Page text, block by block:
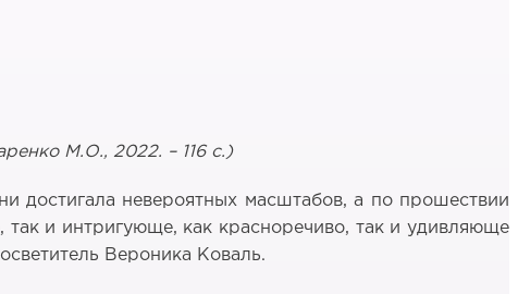
М.О., 2022. – 116 с. )
достигала невероятных масштабов, а по прошествии
и интригующе, как красноречиво, так и удивляюще
Вероника Коваль.